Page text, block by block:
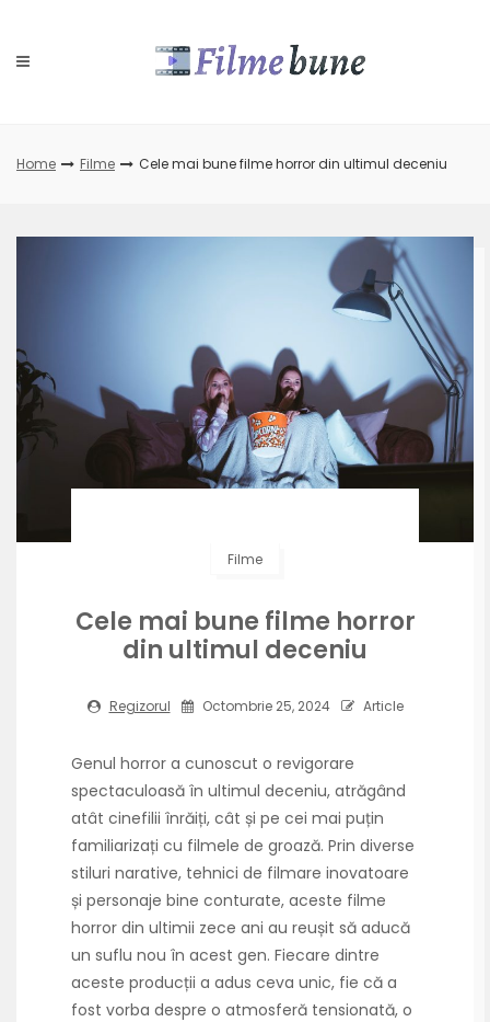
content
Home Filme Cele mai bune filme horror din ultimul deceniu
Filme
Cele mai bune filme horror
din ultimul deceniu
Regizorul Octombrie 25, 2024 Article
Genul horror a cunoscut o revigorare
spectaculoasă în ultimul deceniu, atrăgând
atât cinefilii înrăiți, cât și pe cei mai puțin
familiarizați cu filmele de groază. Prin diverse
stiluri narative, tehnici de filmare inovatoare
și personaje bine conturate, aceste filme
horror din ultimii zece ani au reușit să aducă
un suflu nou în acest gen. Fiecare dintre
aceste producții a adus ceva unic, fie că a
fost vorba despre o atmosferă tensionată, o